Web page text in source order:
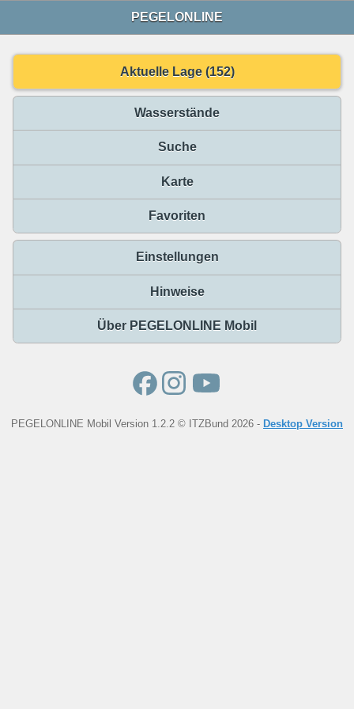
PEGELONLINE
Aktuelle Lage (152)
Wasserstände
Suche
Karte
Favoriten
Einstellungen
Hinweise
Über PEGELONLINE Mobil
PEGELONLINE Mobil Version 1.2.2 © ITZBund 2026 - Desktop Version